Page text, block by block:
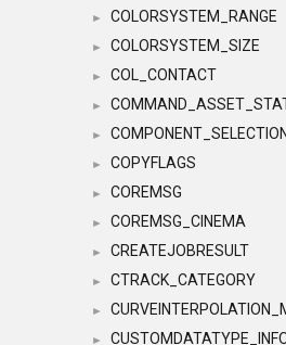
► COLORSYSTEM_RANGE
► COLORSYSTEM_SIZE
► COL_CONTACT
►
►
► COPYFLAGS
► COREMSG
► COREMSG_CINEMA
► CREATEJOBRESULT
► CTRACK_CATEGORY
►
►